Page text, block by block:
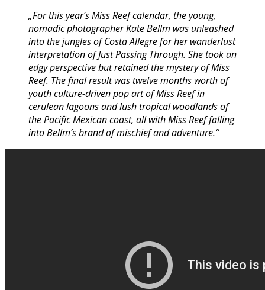
„For this year’s Miss Reef calendar, the young,
nomadic photographer Kate Bellm was unleashed
into the jungles of Costa Allegre for her wanderlust
interpretation of Just Passing Through. She took an
edgy perspective but retained the mystery of Miss
Reef. The final result was twelve months worth of
youth culture-driven pop art of Miss Reef in
cerulean lagoons and lush tropical woodlands of
the Pacific Mexican coast, all with Miss Reef falling
into Bellm’s brand of mischief and adventure.“